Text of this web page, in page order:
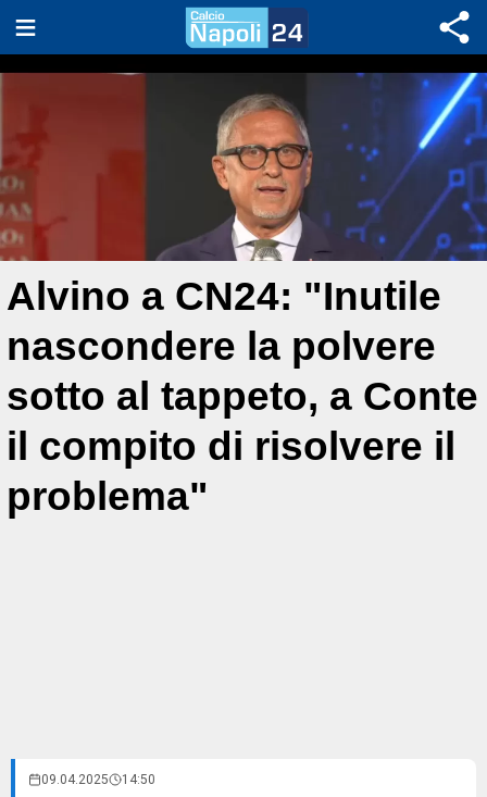
Alvino a CN24: "Inutile
nascondere la polvere
sotto al tappeto, a Conte
il compito di risolvere il
problema"
09.04.2025 14:50